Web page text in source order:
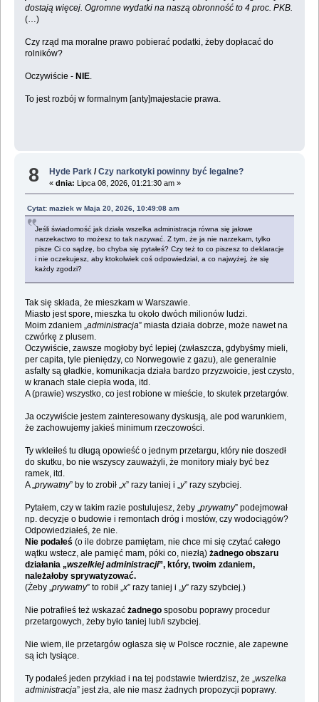
dostają więcej. Ogromne wydatki na naszą obronność to 4 proc. PKB.
(…)
Czy rząd ma moralne prawo pobierać podatki, żeby dopłacać do
rolników?
Oczywiście - NIE.
To jest rozbój w formalnym [anty]majestacie prawa.
8 Hyde Park /Czy narkotyki powinny być legalne?
«dnia: Lipca 08, 2026, 01:21:30 am »
Cytat: maziek w Maja 20, 2026, 10:49:08 am
Jeśli świadomość jak działa wszelka administracja równa się jałowe
narzekactwo to możesz to tak nazywać. Z tym, że ja nie narzekam, tylko
pisze Ci co sądzę, bo chyba się pytałeś? Czy też to co piszesz to deklaracje
i nie oczekujesz, aby ktokolwiek coś odpowiedział, a co najwyżej, że się
każdy zgodzi?
Tak się składa, że mieszkam w Warszawie.
Miasto jest spore, mieszka tu około dwóch milionów ludzi.
Moim zdaniem „ administracja” miasta działa dobrze, może nawet na
czwórkę z plusem.
Oczywiście, zawsze mogłoby być lepiej (zwłaszcza, gdybyśmy mieli,
per capita, tyle pieniędzy, co Norwegowie z gazu), ale generalnie
asfalty są gładkie, komunikacja działa bardzo przyzwoicie, jest czysto,
w kranach stale ciepła woda, itd.
A (prawie) wszystko, co jest robione w mieście, to skutek przetargów.
Ja oczywiście jestem zainteresowany dyskusją, ale pod warunkiem,
że zachowujemy jakieś minimum rzeczowości.
Ty wkleiłeś tu długą opowieść o jednym przetargu, który nie doszedł
do skutku, bo nie wszyscy zauważyli, że monitory miały być bez
ramek, itd.
A „ prywatny” by to zrobił „ x” razy taniej i „ y” razy szybciej.
Pytałem, czy w takim razie postulujesz, żeby „ prywatny” podejmował
np. decyzje o budowie i remontach dróg i mostów, czy wodociągów?
Odpowiedziałeś, że nie.
Nie podałeś (o ile dobrze pamiętam, nie chce mi się czytać całego
wątku wstecz, ale pamięć mam, póki co, niezłą) żadnego obszaru
działania „wszelkiej administracji”, który, twoim zdaniem,
należałoby sprywatyzować.
(Żeby „ prywatny” to robił „ x” razy taniej i „ y” razy szybciej.)
Nie potrafiłeś też wskazać żadnegosposobu poprawy procedur
przetargowych, żeby było taniej lub/i szybciej.
Nie wiem, ile przetargów ogłasza się w Polsce rocznie, ale zapewne
są ich tysiące.
Ty podałeś jeden przykład i na tej podstawie twierdzisz, że „ wszelka
administracja” jest zła, ale nie masz żadnych propozycji poprawy.